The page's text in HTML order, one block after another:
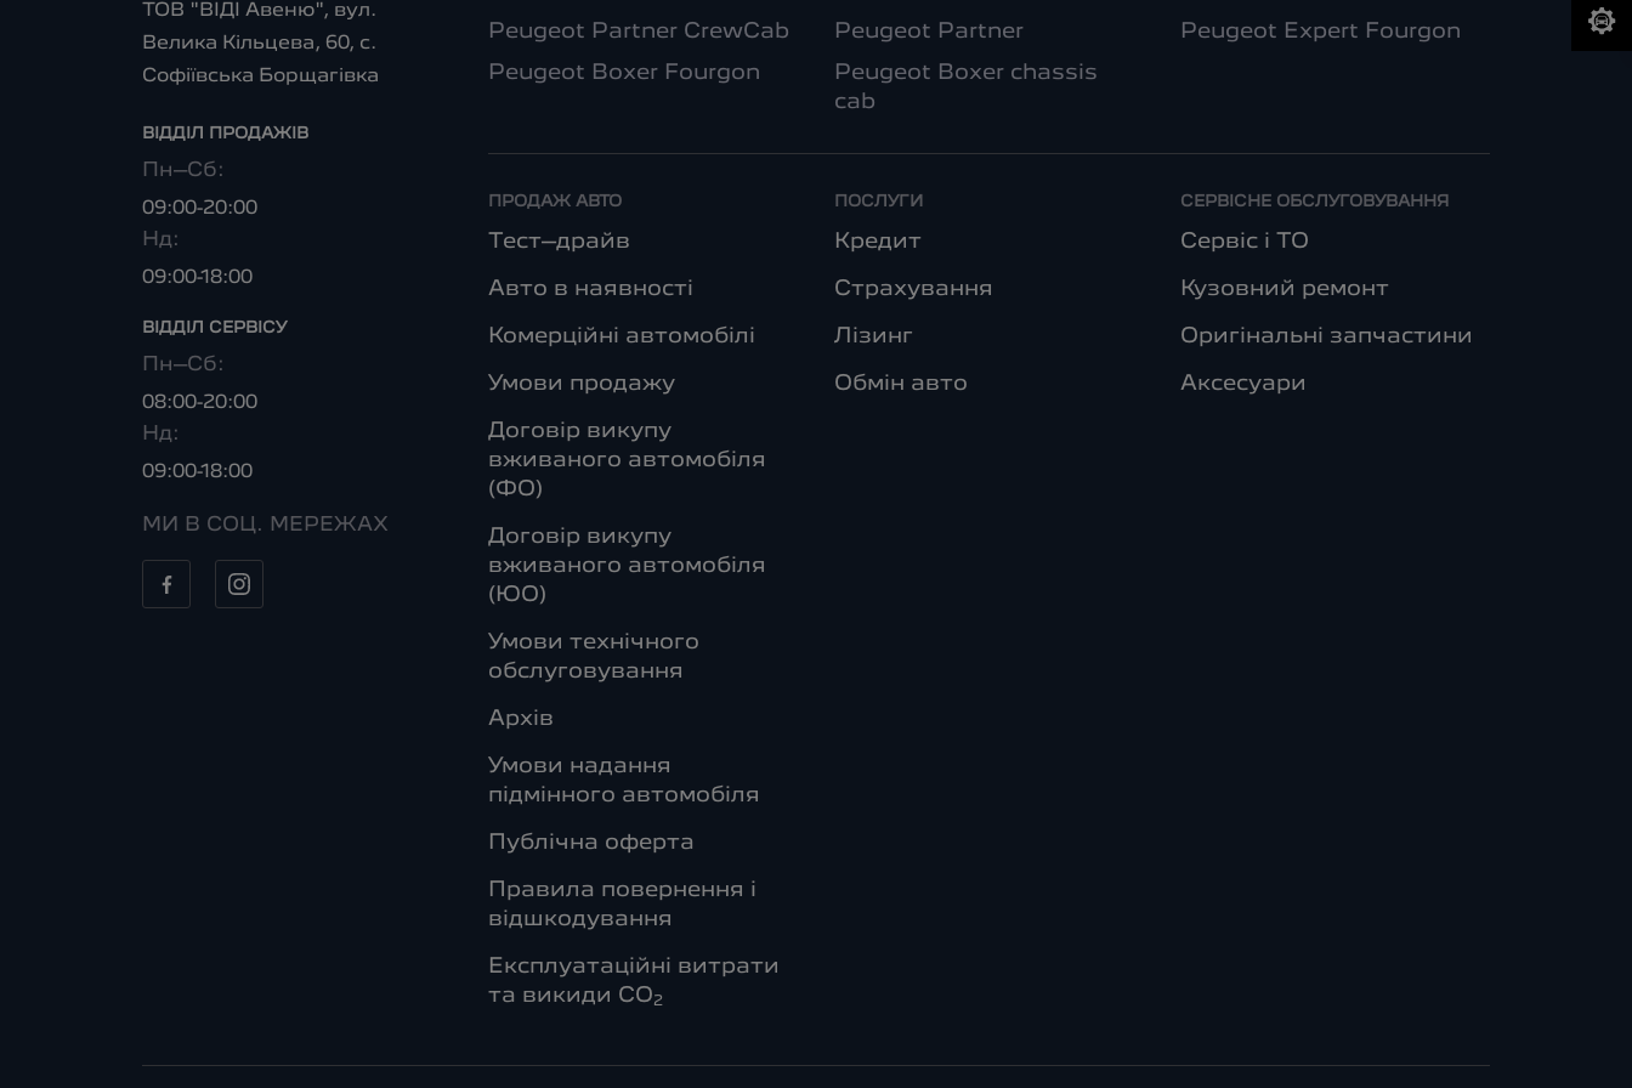
ТОВ "ВІДІ Авеню", вул.
Велика Кільцева, 60, с.
Софіївська Борщагівка
ВІДДІЛ ПРОДАЖІВ
Пн–Сб:
09:00-20:00
Нд:
09:00-18:00
ВІДДІЛ CЕРВІСУ
Пн–Сб:
08:00-20:00
Нд:
09:00-18:00
МИ В СОЦ. МЕРЕЖАХ
Peugeot Partner CrewCab Peugeot Partner Peugeot Expert Fourgon
Peugeot Boxer Fourgon
Peugeot Boxer chassis
cab
ПРОДАЖ АВТО
Тест–драйв
Авто в наявності
Комерційні автомобілі
Умови продажу
Договір викупу
вживаного автомобіля
(ФО)
Договір викупу
вживаного автомобіля
(ЮО)
Умови технічного
обслуговування
Архів
Умови надання
підмінного автомобіля
Публічна оферта
Правила повернення і
відшкодування
Експлуатаційні витрати
та викиди СО2
ПОСЛУГИ
Кредит
Страхування
Лізинг
Обмін авто
СЕРВІСНЕ ОБСЛУГОВУВАННЯ
Сервіс і ТО
Кузовний ремонт
Оригінальні запчастини
Аксесуари